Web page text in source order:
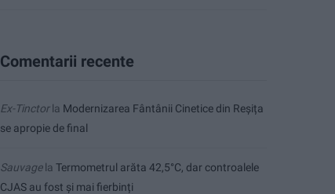
Comentarii recente
Ex-Tinctorla Modernizarea Fântânii Cinetice din Reșița
se apropie de final
Sauvagela Termometrul arăta 42,5°C, dar controalele
CJAS au fost și mai fierbinți